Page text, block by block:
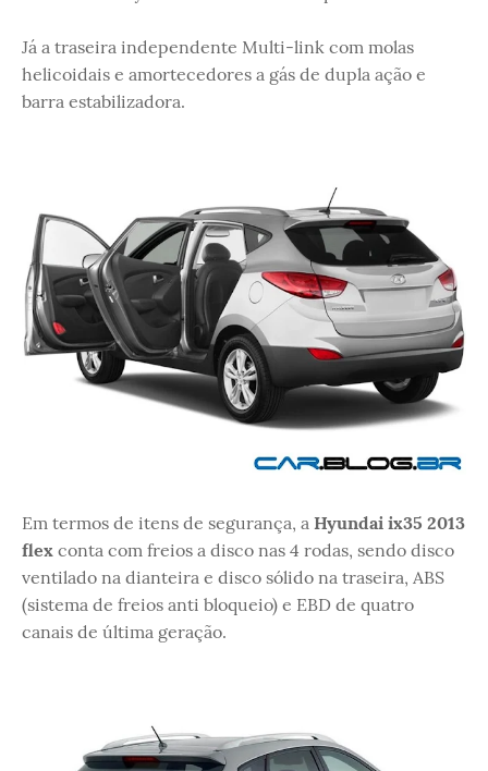
Já a traseira independente Multi-link com molas
helicoidais e amortecedores a gás de dupla ação e
barra estabilizadora.
Em termos de itens de segurança, a Hyundai ix35 2013
flex conta com freios a disco nas 4 rodas, sendo disco
ventilado na dianteira e disco sólido na traseira, ABS
(sistema de freios anti bloqueio) e EBD de quatro
canais de última geração.